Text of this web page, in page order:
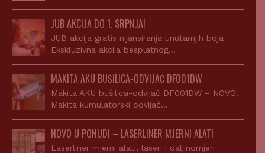
JUB AKCIJA DO 1. SRPNJA!
JUB akcija gratis nijansiranja unutarnjih boja
Ekskluzivna akcija besplatnog…
MAKITA AKU BUŠILICA-ODVIJAČ DF001DW
Makita AKU bušilica-odvijač DF001DW – NOVO!
Makita kumulatorski odvijač…
NOVO U PONUDI – LASERLINER MJERNI ALATI
Laserliner mjerni alati, laseri i daljinomjeri